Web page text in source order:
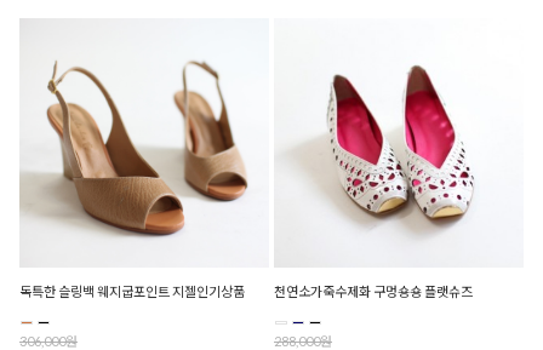
독특한 슬링백 웨지굽포인트 지젤인기상품
306,000원
천연소가죽수제화 구멍숑숑 플랫슈즈
288,000원